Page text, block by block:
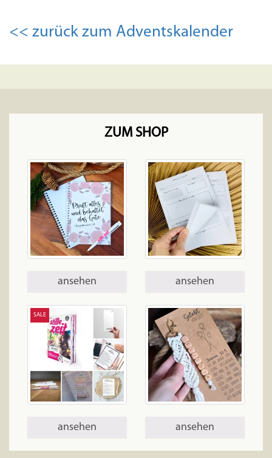
<< zurück zum Adventskalender
ZUM SHOP
ansehen ansehen
SALE
ansehen ansehen